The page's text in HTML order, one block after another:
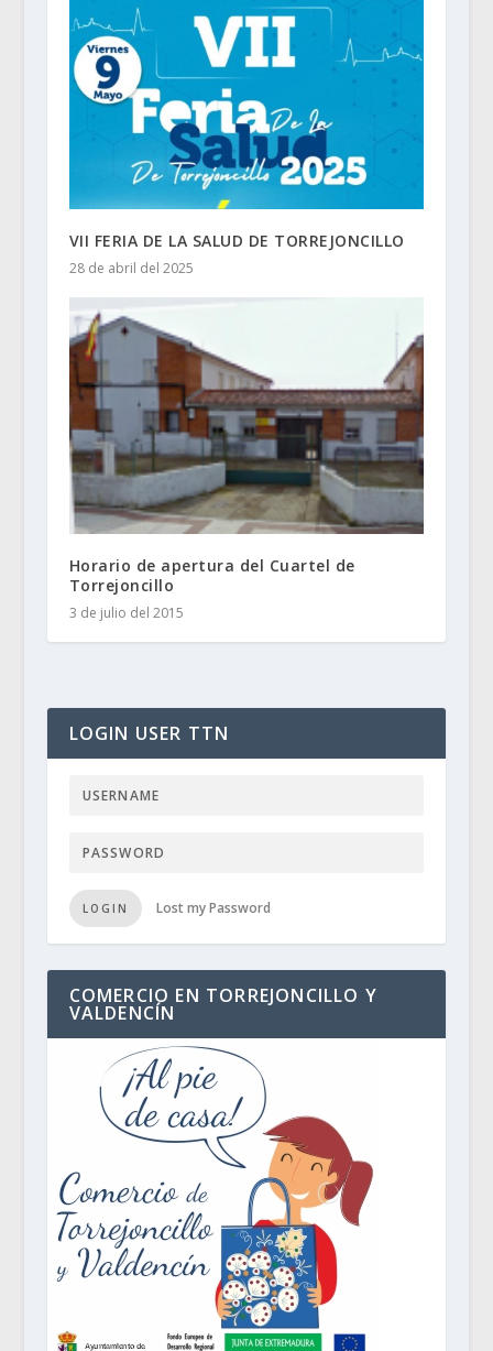
VII FERIA DE LA SALUD DE TORREJONCILLO
28 de abril del 2025
Horario de apertura del Cuartel de
Torrejoncillo
3 de julio del 2015
LOGIN USER TTN
LOGIN Lost my Password
COMERCIO EN TORREJONCILLO Y
VALDENCÍN